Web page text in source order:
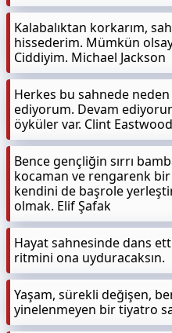
Kalabalıktan korkarım,
hissederim. Mümkün
Ciddiyim. Michael Jackson
Herkes bu sahnede
ediyorum. Devam
öyküler var. Clint Eastwood
Bence gençliğin sırrı
kocaman ve rengarenk
kendini de başrole
olmak. Elif Şafak
Hayat sahnesinde dans
ritmini ona uyduracaksın.
Yaşam, sürekli değişen,
yinelenmeyen bir tiyatro